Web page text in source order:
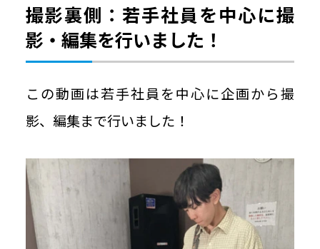
撮影裏側：若手社員を中心に撮
影・編集を行いました！
この動画は若手社員を中心に企画から撮
影、編集まで行いました！